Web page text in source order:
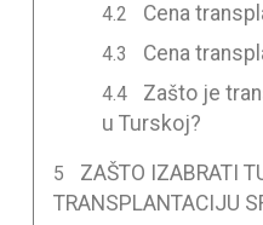
Cena
Cena
Zašto je
u Turskoj?
ZAŠTO IZABRATI
TRANSPLANTACIJU